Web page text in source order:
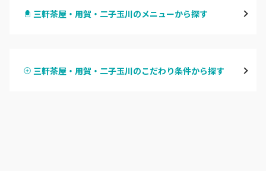
原宿
三軒茶屋・用賀・二子玉川のメニューから探す
ハンドスカルプ
三軒茶屋・用賀・二子玉川のこだわり条件から探す